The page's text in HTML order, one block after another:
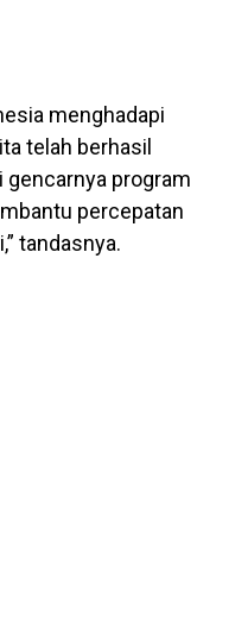
menghadapi
telah berhasil
gencarnya program
percepatan
tandasnya.